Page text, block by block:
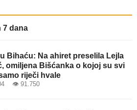
7 dana
Bihaću: Na ahiret preselila Lejla
omiljena Bišćanka o kojoj su svi
riječi hvale
👁 91.750